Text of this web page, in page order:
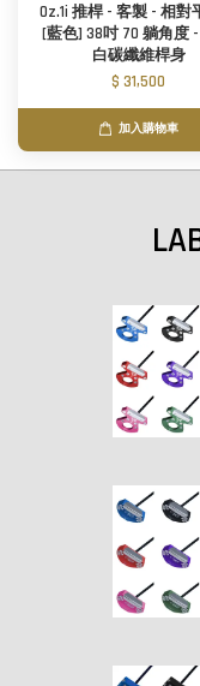
Oz.1i 推桿 - 客製 - 相對
[藍色] 38吋 70 躺角度 -
白碳纖維桿身
$ 31,500
加入購物車